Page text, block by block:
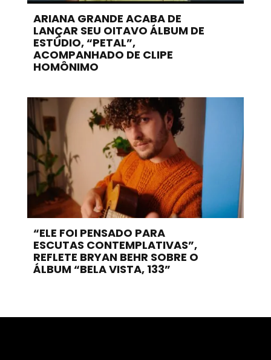
ARIANA GRANDE ACABA DE
LANÇAR SEU OITAVO ÁLBUM DE
ESTÚDIO, “PETAL”,
ACOMPANHADO DE CLIPE
HOMÔNIMO
“ELE FOI PENSADO PARA
ESCUTAS CONTEMPLATIVAS”,
REFLETE BRYAN BEHR SOBRE O
ÁLBUM “BELA VISTA, 133”